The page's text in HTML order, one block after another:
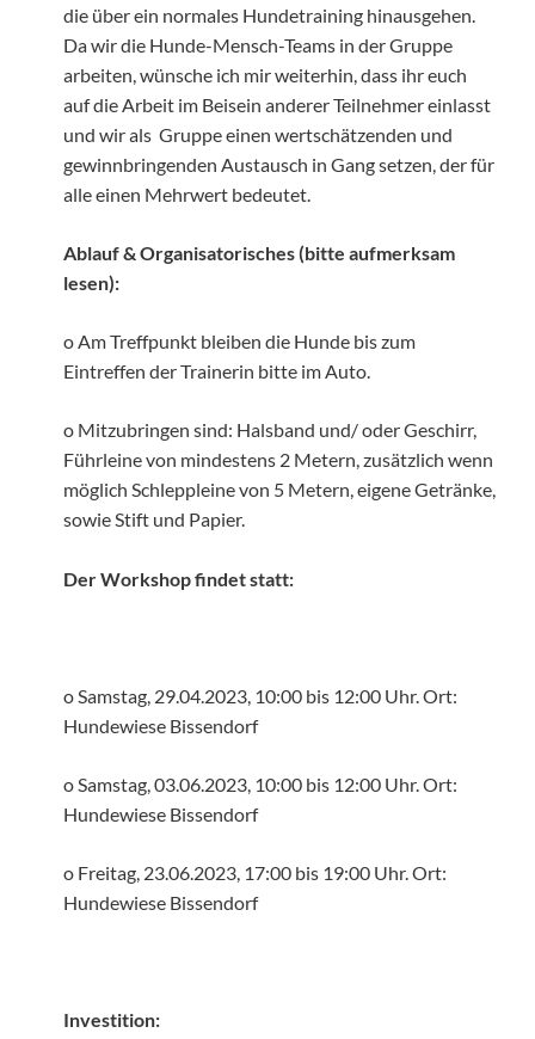
die über ein normales Hundetraining hinausgehen.
Da wir die Hunde-Mensch-Teams in der Gruppe
arbeiten, wünsche ich mir weiterhin, dass ihr euch
auf die Arbeit im Beisein anderer Teilnehmer einlasst
und wir als Gruppe einen wertschätzenden und
gewinnbringenden Austausch in Gang setzen, der für
alle einen Mehrwert bedeutet.
Ablauf & Organisatorisches (bitte aufmerksam
lesen):
o Am Treffpunkt bleiben die Hunde bis zum
Eintreffen der Trainerin bitte im Auto.
o Mitzubringen sind: Halsband und/ oder Geschirr,
Führleine von mindestens 2 Metern, zusätzlich wenn
möglich Schleppleine von 5 Metern, eigene Getränke,
sowie Stift und Papier.
Der Workshop findet statt:
o Samstag, 29.04.2023, 10:00 bis 12:00 Uhr. Ort:
Hundewiese Bissendorf
o Samstag, 03.06.2023, 10:00 bis 12:00 Uhr. Ort:
Hundewiese Bissendorf
o Freitag, 23.06.2023, 17:00 bis 19:00 Uhr. Ort:
Hundewiese Bissendorf
Investition: